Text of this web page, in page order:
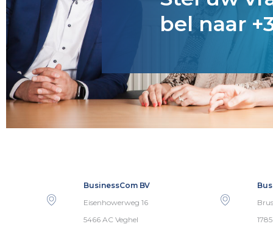
bel naar
BusinessCom BV
Eisenhowerweg 16
5466 AC Veghel